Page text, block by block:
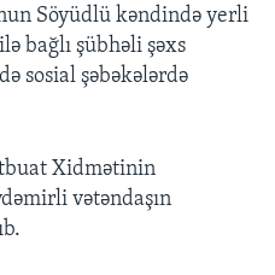
Söyüdlü kəndində yerli
bağlı şübhəli şəxs
sosial şəbəkələrdə
Xidmətinin
vətəndaşın